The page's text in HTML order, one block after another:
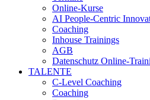
Online-Kurse
AI People-Centric
Coaching
Inhouse Trainings
AGB
Datenschutz Online-
TALENTE
C-Level Coaching
Coaching